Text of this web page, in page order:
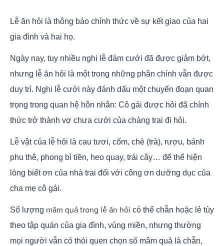
Lễ ăn hỏi là thông báo chính thức về sự kết giao của hai
gia đình và hai họ.
Ngày nay, tuy nhiều nghi lễ đám cưới đã được giảm bớt,
nhưng lễ ăn hỏi là một trong những phần chính vẫn được
duy trì. Nghi lễ cưới này đánh dấu một chuyển đoạn quan
trọng trong quan hệ hôn nhân: Cô gái được hỏi đã chính
thức trở thành vợ chưa cưới của chàng trai đi hỏi.
Lễ vật của lễ hỏi là cau tươi, cốm, chè (trà), rượu, bánh
phu thê, phong bì tiền, heo quay, trái cây… để thể hiện
lòng biết ơn của nhà trai đối với công ơn dưỡng dục của
cha mẹ cô gái.
Số lượng mâm quả trong lễ ăn hỏi có thể chẵn hoặc lẻ tùy
theo tập quán của gia đình, vùng miền, nhưng thường
mọi người vẫn có thói quen chọn số mâm quả là chẵn,